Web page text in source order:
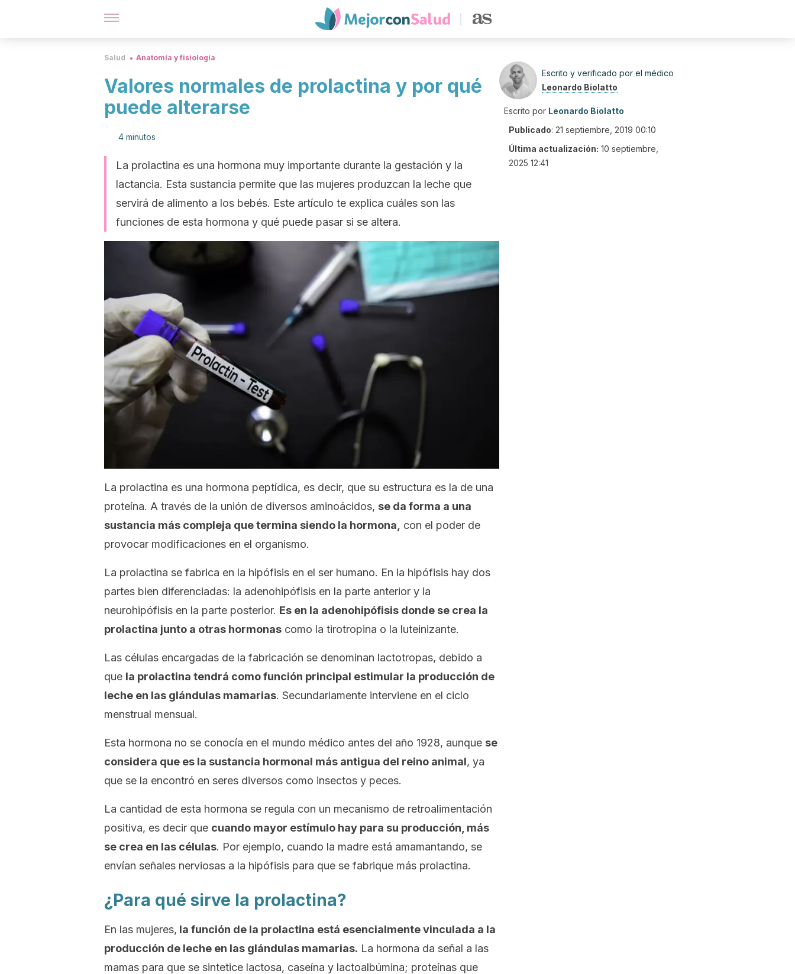
Salud Anatomía y fisiología
Valores normales de prolactina y por qué
puede alterarse
4 minutos
La prolactina es una hormona muy importante durante la gestación y la
lactancia. Esta sustancia permite que las mujeres produzcan la leche que
servirá de alimento a los bebés. Este artículo te explica cuáles son las
funciones de esta hormona y qué puede pasar si se altera.
La prolactina es una hormona peptídica, es decir, que su estructura es la de una
proteína. A través de la unión de diversos aminoácidos, se da forma a una
sustancia más compleja que termina siendo la hormona,
con el poder de
provocar modificaciones en el organismo.
La prolactina se fabrica en la hipófisis en el ser humano. En la hipófisis hay dos
partes bien diferenciadas: la adenohipófisis en la parte anterior y la
neurohipófisis en la parte posterior. Es en la adenohipófisis donde se crea la
prolactina junto a otras hormonas como la tirotropina o la luteinizante.
Las células encargadas de la fabricación se denominan lactotropas, debido a
que la prolactina tendrá como función principal estimular la producción de
leche en las glándulas mamarias. Secundariamente interviene en el ciclo
menstrual mensual.
Esta hormona no se conocía en el mundo médico antes del año 1928, aunque se
considera que es la sustancia hormonal más antigua del reino animal, ya
que se la encontró en seres diversos como insectos y peces.
La cantidad de esta hormona se regula con un mecanismo de retroalimentación
positiva, es decir que cuando mayor estímulo hay para su producción, más
se crea en las células. Por ejemplo, cuando la madre está amamantando, se
envían señales nerviosas a la hipófisis para que se fabrique más prolactina.
¿Para qué sirve la prolactina?
En las mujeres, la función de la prolactina está esencialmente vinculada a la
producción de leche en las glándulas mamarias. La hormona da señal a las
mamas para que se sintetice lactosa, caseína y lactoalbúmina; proteínas que
Escrito y verificado por el médico
Leonardo Biolatto
Escrito por Leonardo Biolatto
Publicado: 21 septiembre, 2019 00:10
Última actualización: 10 septiembre,
2025 12:41